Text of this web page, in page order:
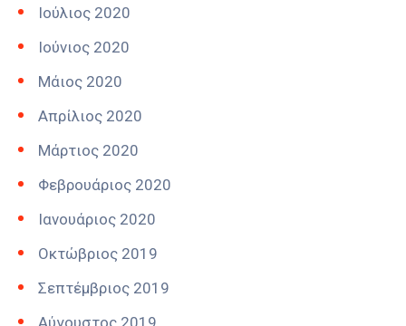
Ιούλιος 2020
Ιούνιος 2020
Μάιος 2020
Απρίλιος 2020
Μάρτιος 2020
Φεβρουάριος 2020
Ιανουάριος 2020
Οκτώβριος 2019
Σεπτέμβριος 2019